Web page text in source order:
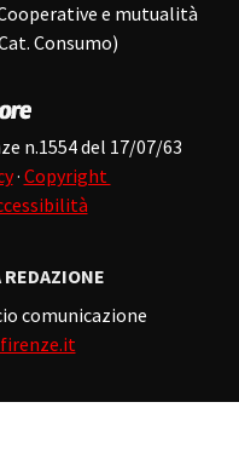
e mutualità
Consumo)
n.1554 del 17/07/63
· Copyright
REDAZIONE
comunicazione